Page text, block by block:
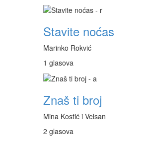
Stavite noćas
Marinko Rokvić
1 glasova
Znaš ti broj
Mina Kostić i Velsan
2 glasova